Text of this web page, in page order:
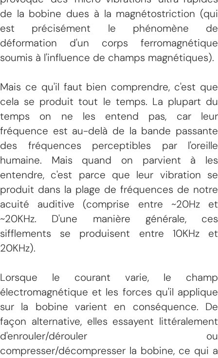
de la bobine dues à la magnétostriction (qui
est précisément le phénomène de
déformation d'un corps ferromagnétique
soumis à l'influence de champs magnétiques).
Mais ce qu'il faut bien comprendre, c'est que
cela se produit tout le temps. La plupart du
temps on ne les entend pas, car leur
fréquence est au-delà de la bande passante
des fréquences perceptibles par l'oreille
humaine. Mais quand on parvient à les
entendre, c'est parce que leur vibration se
produit dans la plage de fréquences de notre
acuité auditive (comprise entre ~20Hz et
~20KHz. D'une manière générale, ces
sifflements se produisent entre 10KHz et
20KHz).
Lorsque le courant varie, le champ
électromagnétique et les forces qu'il applique
sur la bobine varient en conséquence. De
façon alternative, elles essayent littéralement
d'enrouler/dérouler ou
compresser/décompresser la bobine, ce qui a